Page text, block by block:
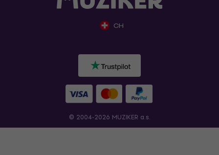
CH
© 2004-2026 MUZIKER a.s.